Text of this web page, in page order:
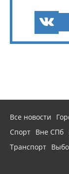
Все новости
Спорт Вне СПб
Транспорт